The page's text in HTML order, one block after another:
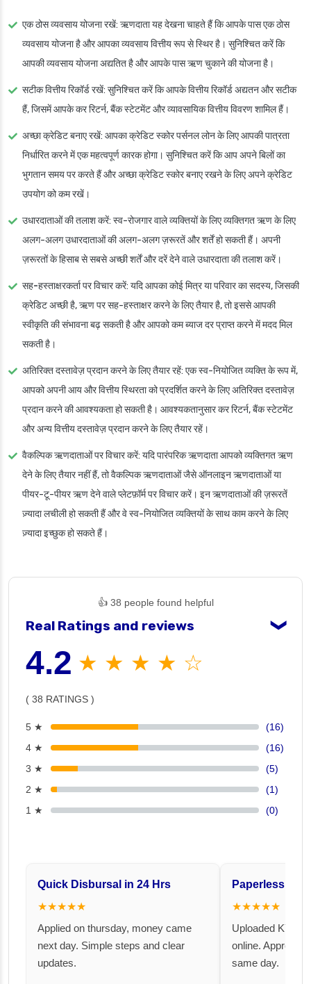
एक ठोस व्यवसाय योजना रखें: ऋणदाता यह देखना चाहते हैं कि आपके पास एक ठोस
व्यवसाय योजना है और आपका व्यवसाय वित्तीय रूप से स्थिर है। सुनिश्चित करें कि
आपकी व्यवसाय योजना अद्यतित है और आपके पास ऋण चुकाने की योजना है।
सटीक वित्तीय रिकॉर्ड रखें: सुनिश्चित करें कि आपके वित्तीय रिकॉर्ड अद्यतन और सटीक
हैं, जिसमें आपके कर रिटर्न, बैंक स्टेटमेंट और व्यावसायिक वित्तीय विवरण शामिल हैं।
अच्छा क्रेडिट बनाए रखें: आपका क्रेडिट स्कोर पर्सनल लोन के लिए आपकी पात्रता
निर्धारित करने में एक महत्वपूर्ण कारक होगा। सुनिश्चित करें कि आप अपने बिलों का
भुगतान समय पर करते हैं और अच्छा क्रेडिट स्कोर बनाए रखने के लिए अपने क्रेडिट
उपयोग को कम रखें।
उधारदाताओं की तलाश करें: स्व-रोजगार वाले व्यक्तियों के लिए व्यक्तिगत ऋण के लिए
अलग-अलग उधारदाताओं की अलग-अलग ज़रूरतें और शर्तें हो सकती हैं। अपनी
ज़रूरतों के हिसाब से सबसे अच्छी शर्तें और दरें देने वाले उधारदाता की तलाश करें।
सह-हस्ताक्षरकर्ता पर विचार करें: यदि आपका कोई मित्र या परिवार का सदस्य, जिसकी
क्रेडिट अच्छी है, ऋण पर सह-हस्ताक्षर करने के लिए तैयार है, तो इससे आपकी
स्वीकृति की संभावना बढ़ सकती है और आपको कम ब्याज दर प्राप्त करने में मदद मिल
सकती है।
अतिरिक्त दस्तावेज़ प्रदान करने के लिए तैयार रहें: एक स्व-नियोजित व्यक्ति के रूप में,
आपको अपनी आय और वित्तीय स्थिरता को प्रदर्शित करने के लिए अतिरिक्त दस्तावेज़
प्रदान करने की आवश्यकता हो सकती है। आवश्यकतानुसार कर रिटर्न, बैंक स्टेटमेंट
और अन्य वित्तीय दस्तावेज़ प्रदान करने के लिए तैयार रहें।
वैकल्पिक ऋणदाताओं पर विचार करें: यदि पारंपरिक ऋणदाता आपको व्यक्तिगत ऋण
देने के लिए तैयार नहीं हैं, तो वैकल्पिक ऋणदाताओं जैसे ऑनलाइन ऋणदाताओं या
पीयर-टू-पीयर ऋण देने वाले प्लेटफ़ॉर्म पर विचार करें। इन ऋणदाताओं की ज़रूरतें
ज़्यादा लचीली हो सकती हैं और वे स्व-नियोजित व्यक्तियों के साथ काम करने के लिए
ज़्यादा इच्छुक हो सकते हैं।
👍 38 people found helpful
Real Ratings and reviews ❯
4.2 ★ ★ ★ ★ ☆
( 38 RATINGS )
5 ★
(16)
4 ★
(16)
3 ★
(5)
2 ★
(1)
1 ★
(0)
Quick Disbursal in 24 Hrs
★★★★★
Applied on thursday, money came
next day. Simple steps and clear
updates.
Paperless and
★★★★★
Uploaded KYC
online. Approval
same day.